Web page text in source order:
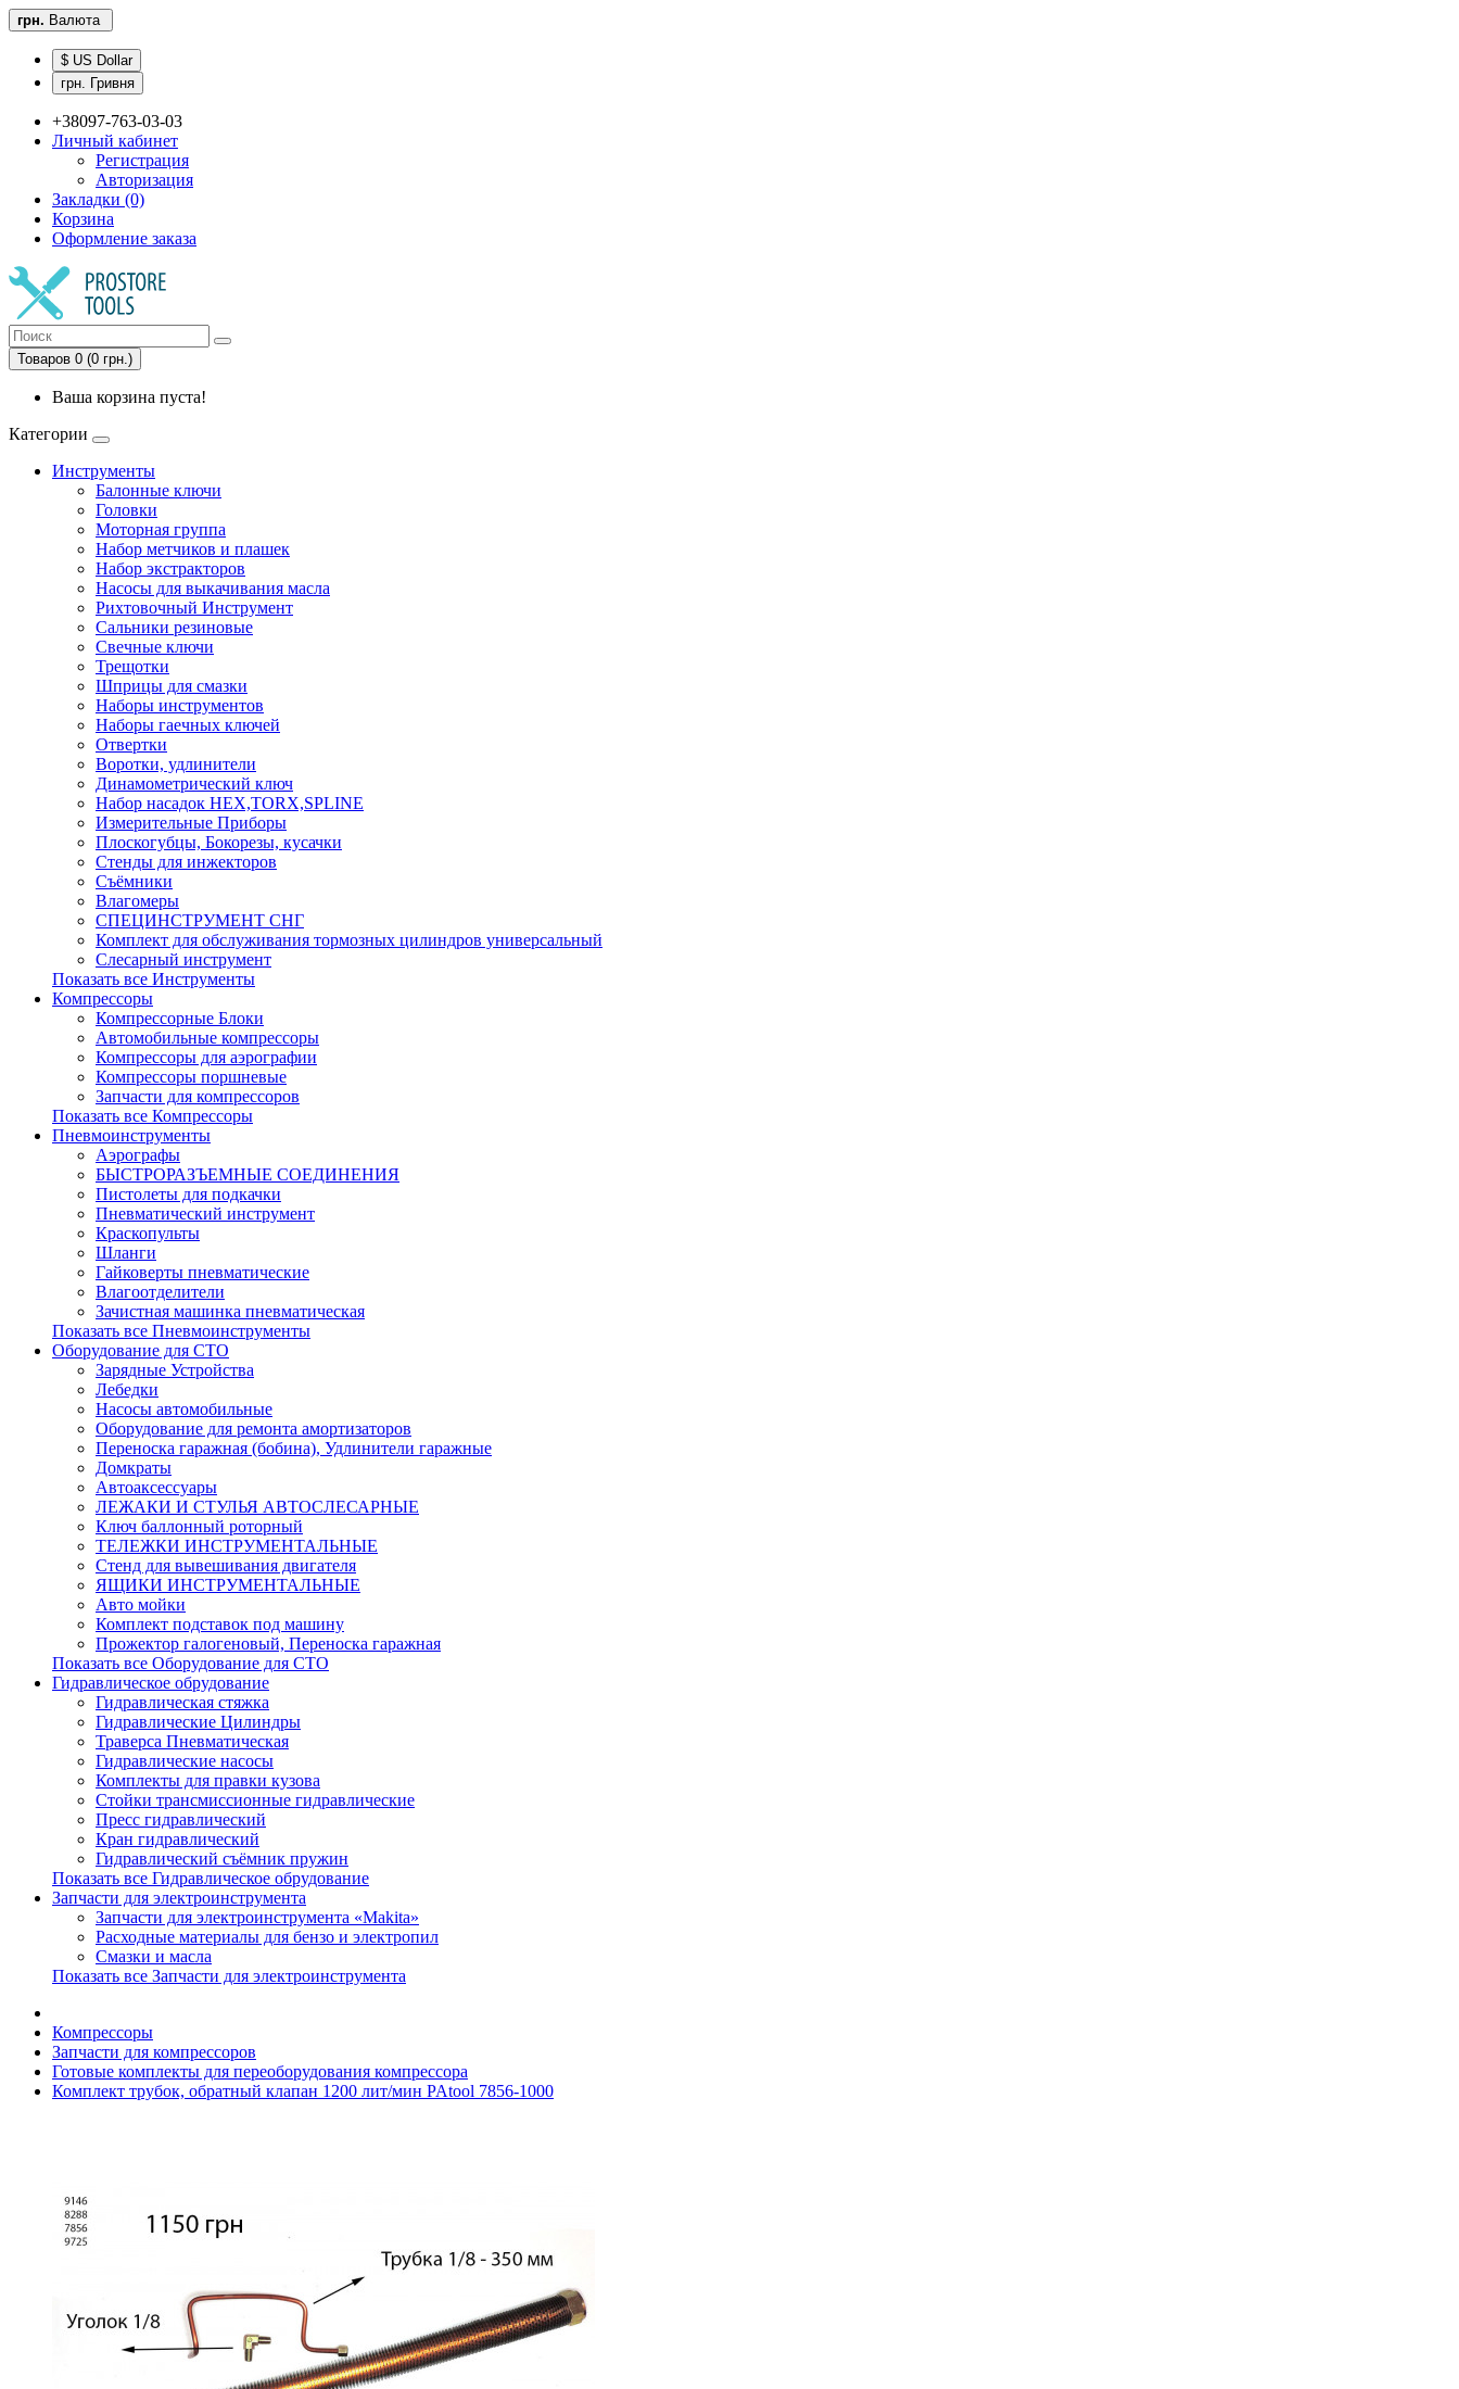
грн. Валюта
$ US Dollar
грн. Гривня
+38097-763-03-03
Личный кабинет
Регистрация
Авторизация
Закладки (0)
Корзина
Оформление заказа
Товаров 0 (0 грн.)
Ваша корзина пуста!
Категории
Инструменты
Балонные ключи
Головки
Моторная группа
Набор метчиков и плашек
Набор экстракторов
Насосы для выкачивания масла
Рихтовочный Инструмент
Сальники резиновые
Свечные ключи
Трещотки
Шприцы для смазки
Наборы инструментов
Наборы гаечных ключей
Отвертки
Воротки, удлинители
Динамометрический ключ
Набор насадок HEX,TORX,SPLINE
Измерительные Приборы
Плоскогубцы, Бокорезы, кусачки
Стенды для инжекторов
Съёмники
Влагомеры
СПЕЦИНСТРУМЕНТ СНГ
Комплект для обслуживания тормозных цилиндров универсальный
Слесарный инструмент
Показать все Инструменты
Компрессоры
Компрессорные Блоки
Автомобильные компрессоры
Компрессоры для аэрографии
Компрессоры поршневые
Запчасти для компрессоров
Показать все Компрессоры
Пневмоинструменты
Аэрографы
БЫСТРОРАЗЪЕМНЫЕ СОЕДИНЕНИЯ
Пистолеты для подкачки
Пневматический инструмент
Краскопульты
Шланги
Гайковерты пневматические
Влагоотделители
Зачистная машинка пневматическая
Показать все Пневмоинструменты
Оборудование для СТО
Зарядные Устройства
Лебедки
Насосы автомобильные
Оборудование для ремонта амортизаторов
Переноска гаражная (бобина), Удлинители гаражные
Домкраты
Автоаксессуары
ЛЕЖАКИ И СТУЛЬЯ АВТОСЛЕСАРНЫЕ
Ключ баллонный роторный
ТЕЛЕЖКИ ИНСТРУМЕНТАЛЬНЫЕ
Стенд для вывешивания двигателя
ЯЩИКИ ИНСТРУМЕНТАЛЬНЫЕ
Авто мойки
Комплект подставок под машину
Прожектор галогеновый, Переноска гаражная
Показать все Оборудование для СТО
Гидравлическое обрудование
Гидравлическая стяжка
Гидравлические Цилиндры
Траверса Пневматическая
Гидравлические насосы
Комплекты для правки кузова
Стойки трансмиссионные гидравлические
Пресс гидравлический
Кран гидравлический
Гидравлический съёмник пружин
Показать все Гидравлическое обрудование
Запчасти для электроинструмента
Запчасти для электроинструмента «Makita»
Расходные материалы для бензо и электропил
Смазки и масла
Показать все Запчасти для электроинструмента
Компрессоры
Запчасти для компрессоров
Готовые комплекты для переоборудования компрессора
Комплект трубок, обратный клапан 1200 лит/мин PAtool 7856-1000